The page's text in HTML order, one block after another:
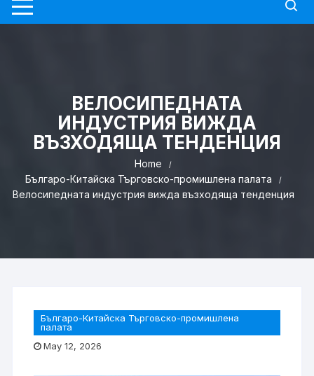
ВЕЛОСИПЕДНАТА
ИНДУСТРИЯ ВИЖДА
ВЪЗХОДЯЩА ТЕНДЕНЦИЯ
Home
Българо-Китайска Търговско-промишлена палaта
Велосипедната индустрия вижда възходяща тенденция
Българо-Китайска Търговско-промишлена
палaта
May 12, 2026